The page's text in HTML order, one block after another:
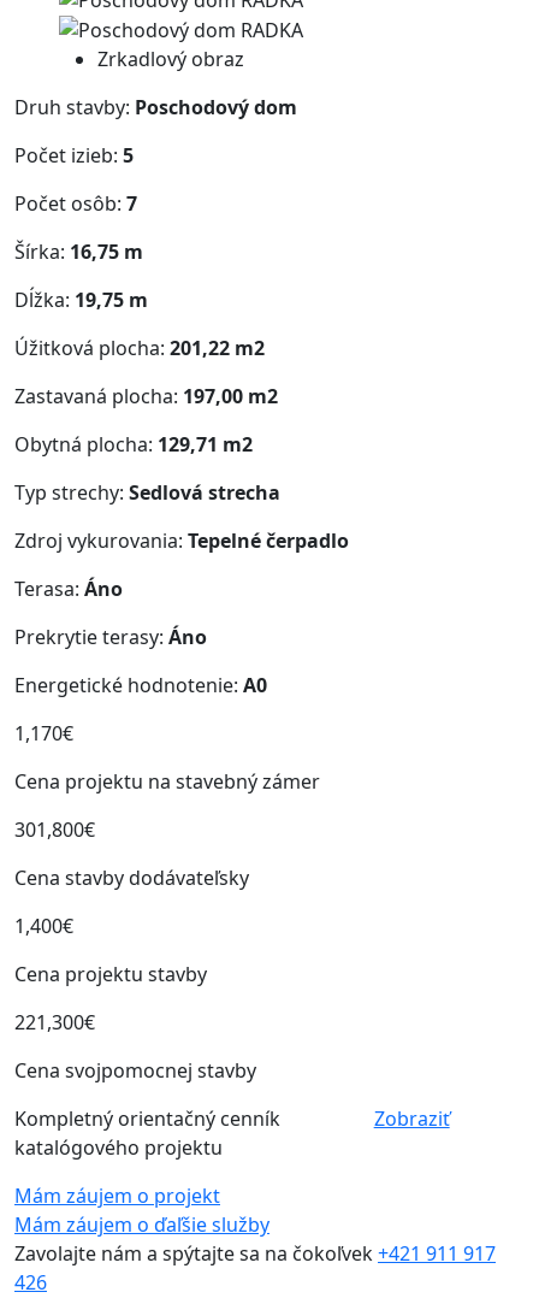
Zrkadlový obraz
Druh stavby: Poschodový dom
Počet izieb: 5
Počet osôb: 7
Šírka: 16,75 m
Dĺžka: 19,75 m
Úžitková plocha: 201,22 m2
Zastavaná plocha: 197,00 m2
Obytná plocha: 129,71 m2
Typ strechy: Sedlová strecha
Zdroj vykurovania: Tepelné čerpadlo
Terasa: Áno
Prekrytie terasy: Áno
Energetické hodnotenie: A0
1,170€
Cena projektu na stavebný zámer
301,800€
Cena stavby dodávateľsky
1,400€
Cena projektu stavby
221,300€
Cena svojpomocnej stavby
Kompletný orientačný cenník
katalógového projektu
Zobraziť
Mám záujem o projekt
Mám záujem o ďaľšie služby
Zavolajte nám a spýtajte sa na čokoľvek+421 911 917
426